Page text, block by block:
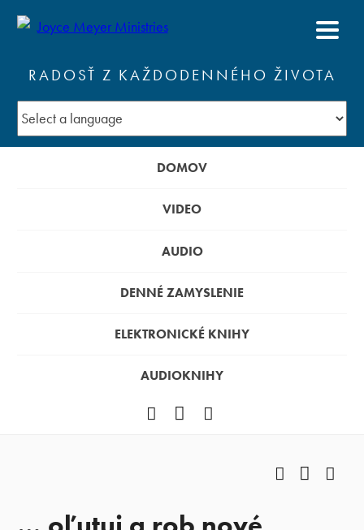
RADOSŤ Z KAŽDODENNÉHO ŽIVOTA
DOMOV
VIDEO
AUDIO
DENNÉ ZAMYSLENIE
ELEKTRONICKÉ KNIHY
AUDIOKNIHY
Facebook
YouTube
Facebook